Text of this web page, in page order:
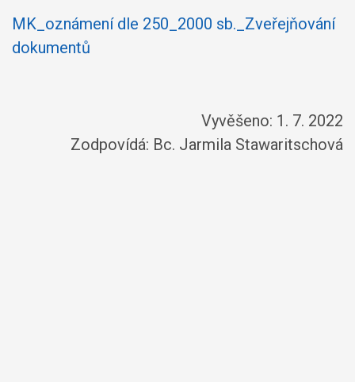
MK_oznámení dle 250_2000 sb._Zveřejňování
dokumentů
Vyvěšeno: 1. 7. 2022
Zodpovídá: Bc. Jarmila Stawaritschová